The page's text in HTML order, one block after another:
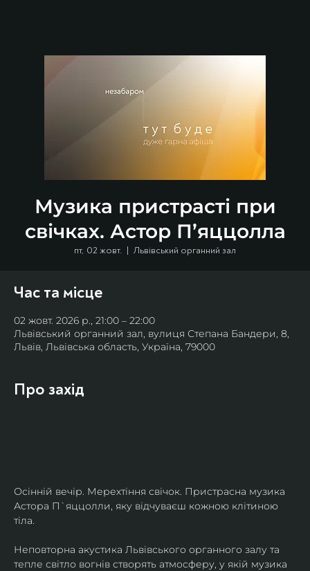
Музика пристрасті при
свічках. Астор П’яццолла
пт, 02 жовт.
  |
Львівський органний зал
Час та місце
02 жовт. 2026 р., 21:00 – 22:00
Львівський органний зал, вулиця Степана Бандери, 8,
Львів, Львівська область, Україна, 79000
Про захід
Осінній вечір. Мерехтіння свічок. Пристрасна музика
Астора П`яццолли, яку відчуваєш кожною клітиною
тіла.
Неповторна акустика Львівського органного залу та
тепле світло вогнів створять атмосферу, у якій музика